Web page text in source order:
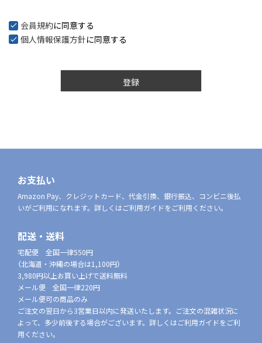
会員規約に同意する
個人情報保護方針に同意する
登録
お支払い
Amazon Pay、クレジットカード、代金引換、銀行振込、コンビニ後払
いがご利用になれます。詳しくはご利用ガイドをご利用ください。
配送・送料
宅配便 全国一律550円
（北海道・沖縄の場合は1,100円）
3,980円以上お買い上げで送料無料
メール便 全国一律220円
メール便可の商品のみ
ご注文の翌日から3営業日以内に発送いたします。ご注文の混雑状況に
よって、多少前後する場合がございます。詳しくはご利用ガイドをご利
用ください。